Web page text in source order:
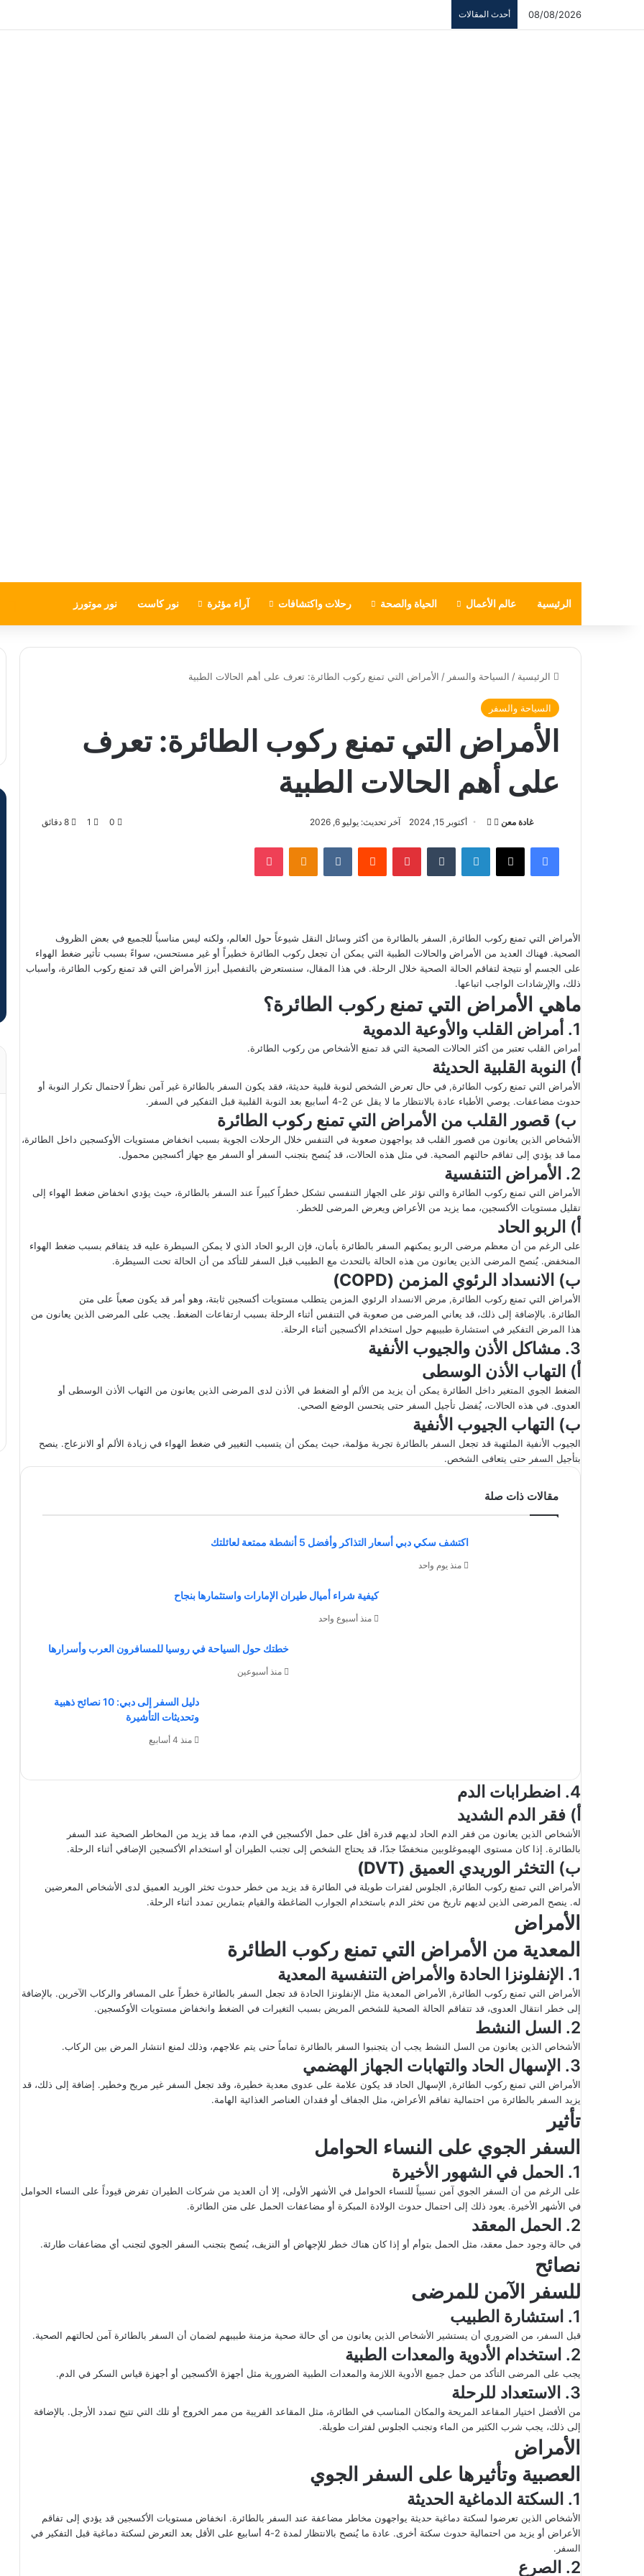
08/08/2026 أحدث المقالات
الرئيسية عالم الأعمال الحياة والصحة رحلات واكتشافات آراء مؤثرة نور كاست نور موتورز
الرئيسية / السياحة والسفر / الأمراض التي تمنع ركوب الطائرة: تعرف على أهم الحالات الطبية
السياحة والسفر
الأمراض التي تمنع ركوب الطائرة: تعرف
على أهم الحالات الطبية
غادة معن
ت
ع
X
ل
د
ا
ك
ت
ر
و
ا
أكتوبر 15, 2024 آخر تحديث: يوليو 6, 2026 0
1
فيسبوك لينكدإن بينتيريست
الأمراض التي تمنع ركوب الطائرة, السفر بالطائرة من أكثر وسائل النقل شيوعاً حول العالم، ولكنه ليس مناسباً للجميع في بعض الظروف
الصحية. فهناك العديد من الأمراض والحالات الطبية التي يمكن أن تجعل ركوب الطائرة خطيراً أو غير مستحسن، سواءً بسبب تأثير ضغط الهواء
على الجسم أو نتيجة لتفاقم الحالة الصحية خلال الرحلة. في هذا المقال، سنستعرض بالتفصيل أبرز الأمراض التي قد تمنع ركوب الطائرة، وأسباب
ذلك، والإرشادات الواجب اتباعها.
ماهي الأمراض التي تمنع ركوب الطائرة؟
1. أمراض القلب والأوعية الدموية
أمراض القلب تعتبر من أكثر الحالات الصحية التي قد تمنع الأشخاص من ركوب الطائرة.
أ) النوبة القلبية الحديثة
الأمراض التي تمنع ركوب الطائرة, في حال تعرض الشخص لنوبة قلبية حديثة، فقد يكون السفر بالطائرة غير آمن نظراً لاحتمال تكرار النوبة أو
حدوث مضاعفات. يوصي الأطباء عادة بالانتظار ما لا يقل عن 2-4 أسابيع بعد النوبة القلبية قبل التفكير في السفر.
ب) قصور القلب من الأمراض التي تمنع ركوب الطائرة
الأشخاص الذين يعانون من قصور القلب قد يواجهون صعوبة في التنفس خلال الرحلات الجوية بسبب انخفاض مستويات الأوكسجين داخل الطائرة،
مما قد يؤدي إلى تفاقم حالتهم الصحية. في مثل هذه الحالات، قد يُنصح بتجنب السفر أو السفر مع جهاز أكسجين محمول.
2. الأمراض التنفسية
الأمراض التي تمنع ركوب الطائرة والتي تؤثر على الجهاز التنفسي تشكل خطراً كبيراً عند السفر بالطائرة، حيث يؤدي انخفاض ضغط الهواء إلى
تقليل مستويات الأكسجين، مما يزيد من الأعراض ويعرض المرضى للخطر.
أ) الربو الحاد
على الرغم من أن معظم مرضى الربو يمكنهم السفر بالطائرة بأمان، فإن الربو الحاد الذي لا يمكن السيطرة عليه قد يتفاقم بسبب ضغط الهواء
المنخفض. يُنصح المرضى الذين يعانون من هذه الحالة بالتحدث مع الطبيب قبل السفر للتأكد من أن الحالة تحت السيطرة.
ب) الانسداد الرئوي المزمن (COPD)
الأمراض التي تمنع ركوب الطائرة, مرض الانسداد الرئوي المزمن يتطلب مستويات أكسجين ثابتة، وهو أمر قد يكون صعباً على متن
الطائرة. بالإضافة إلى ذلك، قد يعاني المرضى من صعوبة في التنفس أثناء الرحلة بسبب ارتفاعات الضغط. يجب على المرضى الذين يعانون من
هذا المرض التفكير في استشارة طبيبهم حول استخدام الأكسجين أثناء الرحلة.
3. مشاكل الأذن والجيوب الأنفية
أ) التهاب الأذن الوسطى
الضغط الجوي المتغير داخل الطائرة يمكن أن يزيد من الألم أو الضغط في الأذن لدى المرضى الذين يعانون من التهاب الأذن الوسطى أو
العدوى. في هذه الحالات، يُفضل تأجيل السفر حتى يتحسن الوضع الصحي.
ب) التهاب الجيوب الأنفية
الجيوب الأنفية الملتهبة قد تجعل السفر بالطائرة تجربة مؤلمة، حيث يمكن أن يتسبب التغيير في ضغط الهواء في زيادة الألم أو الانزعاج. ينصح
بتأجيل السفر حتى يتعافى الشخص.
مقالات ذات صلة
اكتشف سكي دبي أسعار التذاكر وأفضل 5 أنشطة ممتعة لعائلتك
منذ يوم واحد
كيفية شراء أميال طيران الإمارات واستثمارها بنجاح
منذ أسبوع واحد
خطتك حول السياحة في روسيا للمسافرون العرب وأسرارها
منذ أسبوعين
دليل السفر إلى دبي: 10 نصائح ذهبية
وتحديثات التأشيرة
منذ 4 أسابيع
4. اضطرابات الدم
أ) فقر الدم الشديد
الأشخاص الذين يعانون من فقر الدم الحاد لديهم قدرة أقل على حمل الأكسجين في الدم، مما قد يزيد من المخاطر الصحية عند السفر
بالطائرة. إذا كان مستوى الهيموغلوبين منخفضًا جدًا، قد يحتاج الشخص إلى تجنب الطيران أو استخدام الأكسجين الإضافي أثناء الرحلة.
ب) التخثر الوريدي العميق (DVT)
الأمراض التي تمنع ركوب الطائرة, الجلوس لفترات طويلة في الطائرة قد يزيد من خطر حدوث تخثر الوريد العميق لدى الأشخاص المعرضين
له. ينصح المرضى الذين لديهم تاريخ من تخثر الدم باستخدام الجوارب الضاغطة والقيام بتمارين تمدد أثناء الرحلة.
الأمراض
المعدية من الأمراض التي تمنع ركوب الطائرة
1. الإنفلونزا الحادة والأمراض التنفسية المعدية
الأمراض التي تمنع ركوب الطائرة, الأمراض المعدية مثل الإنفلونزا الحادة قد تجعل السفر بالطائرة خطراً على المسافر والركاب الآخرين. بالإضافة
إلى خطر انتقال العدوى، قد تتفاقم الحالة الصحية للشخص المريض بسبب التغيرات في الضغط وانخفاض مستويات الأوكسجين.
2. السل النشط
الأشخاص الذين يعانون من السل النشط يجب أن يتجنبوا السفر بالطائرة تماماً حتى يتم علاجهم، وذلك لمنع انتشار المرض بين الركاب.
3. الإسهال الحاد والتهابات الجهاز الهضمي
الأمراض التي تمنع ركوب الطائرة, الإسهال الحاد قد يكون علامة على عدوى معدية خطيرة، وقد تجعل السفر غير مريح وخطير. إضافة إلى ذلك، قد
يزيد السفر بالطائرة من احتمالية تفاقم الأعراض، مثل الجفاف أو فقدان العناصر الغذائية الهامة.
تأثير
السفر الجوي على النساء الحوامل
1. الحمل في الشهور الأخيرة
على الرغم من أن السفر الجوي آمن نسبياً للنساء الحوامل في الأشهر الأولى، إلا أن العديد من شركات الطيران تفرض قيوداً على النساء الحوامل
في الأشهر الأخيرة. يعود ذلك إلى احتمال حدوث الولادة المبكرة أو مضاعفات الحمل على متن الطائرة.
2. الحمل المعقد
في حالة وجود حمل معقد، مثل الحمل بتوأم أو إذا كان هناك خطر للإجهاض أو النزيف، يُنصح بتجنب السفر الجوي لتجنب أي مضاعفات طارئة.
نصائح
للسفر الآمن للمرضى
1. استشارة الطبيب
قبل السفر، من الضروري أن يستشير الأشخاص الذين يعانون من أي حالة صحية مزمنة طبيبهم لضمان أن السفر بالطائرة آمن لحالتهم الصحية.
2. استخدام الأدوية والمعدات الطبية
يجب على المرضى التأكد من حمل جميع الأدوية اللازمة والمعدات الطبية الضرورية مثل أجهزة الأكسجين أو أجهزة قياس السكر في الدم.
3. الاستعداد للرحلة
من الأفضل اختيار المقاعد المريحة والمكان المناسب في الطائرة، مثل المقاعد القريبة من ممر الخروج أو تلك التي تتيح تمدد الأرجل. بالإضافة
إلى ذلك، يجب شرب الكثير من الماء وتجنب الجلوس لفترات طويلة.
الأمراض
العصبية وتأثيرها على السفر الجوي
1. السكتة الدماغية الحديثة
الأشخاص الذين تعرضوا لسكتة دماغية حديثة يواجهون مخاطر مضاعفة عند السفر بالطائرة. انخفاض مستويات الأكسجين قد يؤدي إلى تفاقم
الأعراض أو يزيد من احتمالية حدوث سكتة أخرى. عادة ما يُنصح بالانتظار لمدة 2-4 أسابيع على الأقل بعد التعرض لسكتة دماغية قبل التفكير في
السفر.
2. الصرع